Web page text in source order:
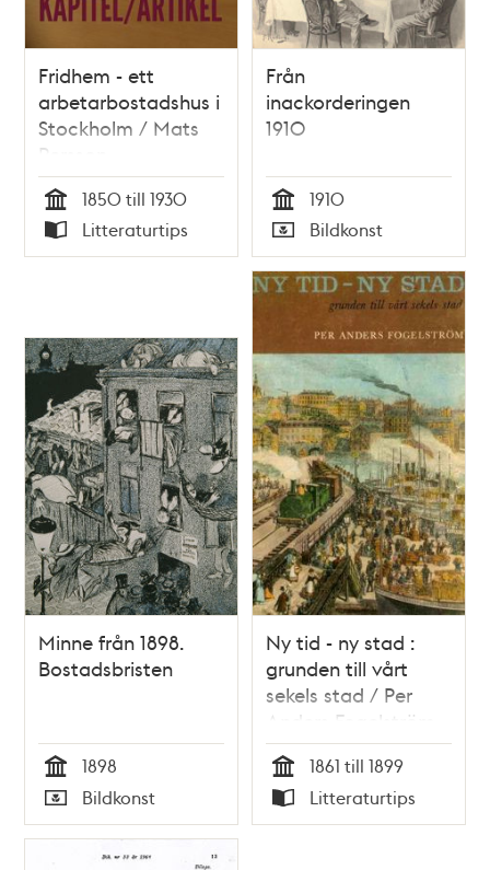
Fridhem - ett
arbetarbostadshus i
Stockholm / Mats
Persson
Tid
1850 till 1930
Typ
Litteraturtips
Från
inackorderingen
1910
Tid
1910
Typ
Bildkonst
Minne från 1898.
Bostadsbristen
Tid
1898
Typ
Bildkonst
Ny tid - ny stad :
grunden till vårt
sekels stad / Per
Anders Fogelström
Tid
1861 till 1899
Typ
Litteraturtips